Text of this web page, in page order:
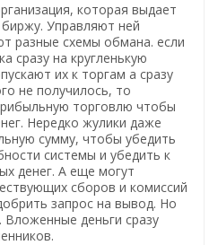
которая выдает
Управляют ней
разные схемы обмана. если
сразу на кругленькую
их к торгам а сразу
не получилось, то
торговлю чтобы
Нередко жулики даже
сумму, чтобы убедить
системы и убедить к
денег. А еще могут
сборов и комиссий
запрос на вывод. Но
Вложенные деньги сразу